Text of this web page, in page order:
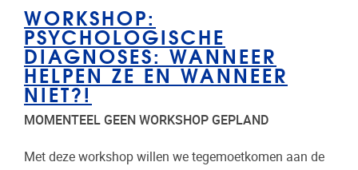
WORKSHOP:
PSYCHOLOGISCHE
DIAGNOSES: WANNEER
HELPEN ZE EN WANNEER
NIET?!
MOMENTEEL GEEN WORKSHOP GEPLAND
Met deze workshop willen we tegemoetkomen aan de